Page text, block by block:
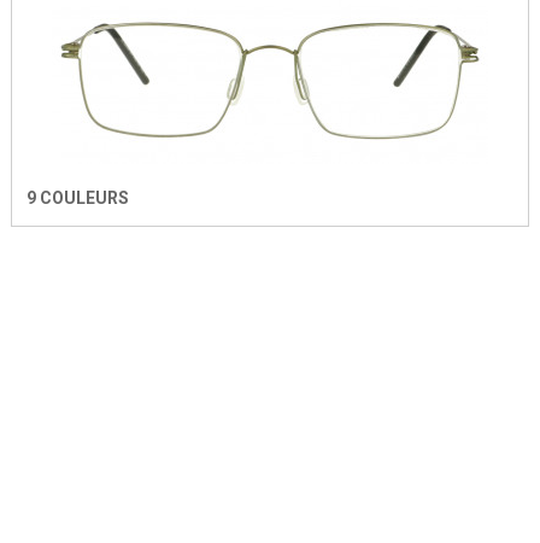
9 COULEURS